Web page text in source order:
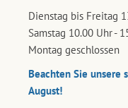
Dienstag bis Freitag
Samstag 10.00 Uhr -
Montag geschlossen
Beachten Sie unsere
August!